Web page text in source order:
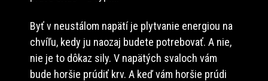
Byť v neustálom napätí je plytvanie energiou na
chvíľu, kedy ju naozaj budete potrebovať. A nie,
nie je to dôkaz sily. V napätých svaloch vám
bude horšie prúdiť krv. A keď vám horšie prúdi